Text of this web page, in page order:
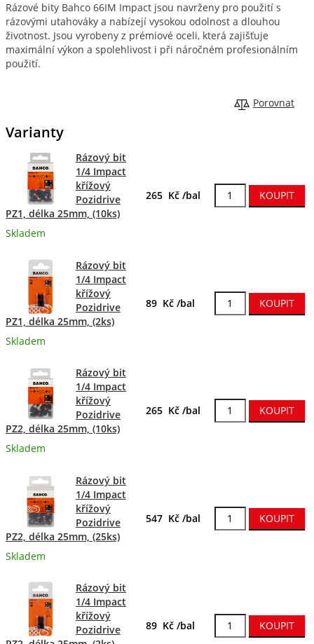
Rázové bity Bahco 66IM Impact jsou navrženy pro použití s
rázovými utahováky a nabízejí vysokou odolnost a dlouhou
životnost. Jsou vyrobeny z prémiové oceli, která zajišťuje
maximální výkon a spolehlivost i při náročném profesionálním
použití.
Porovnat
Varianty
Rázový bit
1/4 Impact
křížový
Pozidrive
PZ1, délka 25mm, (10ks)
Skladem
265 Kč /bal
Rázový bit
1/4 Impact
křížový
Pozidrive
PZ1, délka 25mm, (2ks)
Skladem
89 Kč /bal
Rázový bit
1/4 Impact
křížový
Pozidrive
PZ2, délka 25mm, (10ks)
Skladem
265 Kč /bal
Rázový bit
1/4 Impact
křížový
Pozidrive
PZ2, délka 25mm, (25ks)
Skladem
547 Kč /bal
Rázový bit
1/4 Impact
křížový
Pozidrive
89 Kč /bal